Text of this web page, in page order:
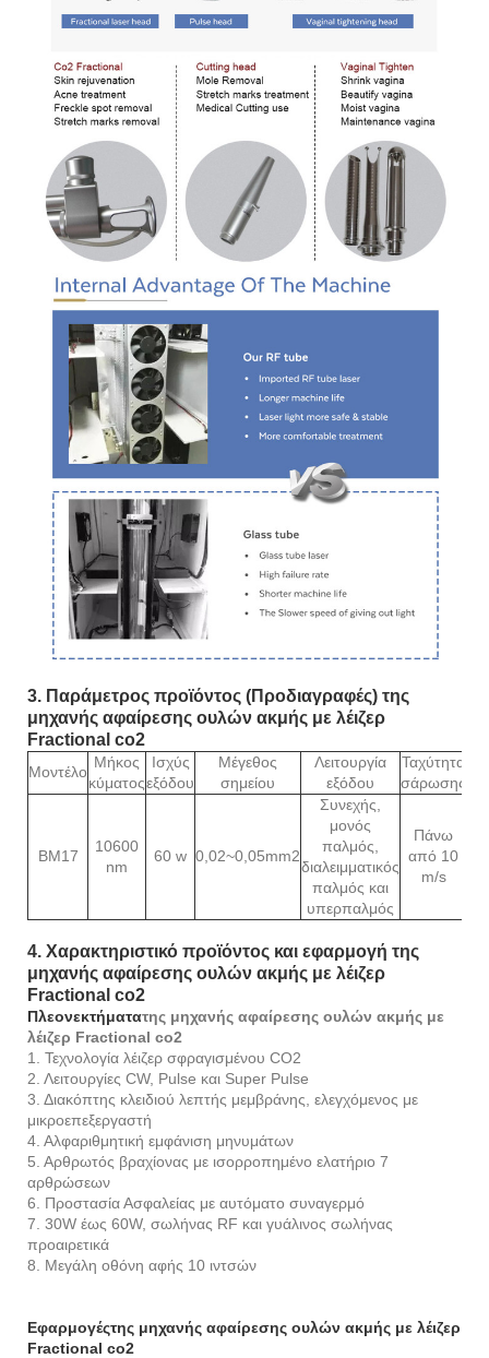
3. Παράμετρος προϊόντος (Προδιαγραφές) της
μηχανής αφαίρεσης ουλών ακμής με λέιζερ
Fractional co2
Μοντέλο
Μήκος
κύματος
Ισχύς
εξόδου
Μέγεθος
σημείου
Λειτουργία
εξόδου
Ταχύτητα
σάρωσης
BM17
10600
nm
60 w 0,02~0,05mm2
Συνεχής,
μονός
παλμός,
διαλειμματικός
παλμός και
υπερπαλμός
Πάνω
από 10
m/s
4. Χαρακτηριστικό προϊόντος και εφαρμογή της
μηχανής αφαίρεσης ουλών ακμής με λέιζερ
Fractional co2
Πλεονεκτήματατης μηχανής αφαίρεσης ουλών ακμής με
λέιζερ Fractional co2
1. Τεχνολογία λέιζερ σφραγισμένου CO2
2. Λειτουργίες CW, Pulse και Super Pulse
3. Διακόπτης κλειδιού λεπτής μεμβράνης, ελεγχόμενος με
μικροεπεξεργαστή
4. Αλφαριθμητική εμφάνιση μηνυμάτων
5. Αρθρωτός βραχίονας με ισορροπημένο ελατήριο 7
αρθρώσεων
6. Προστασία Ασφαλείας με αυτόματο συναγερμό
7. 30W έως 60W, σωλήνας RF και γυάλινος σωλήνας
προαιρετικά
8. Μεγάλη οθόνη αφής 10 ιντσών
Εφαρμογέςτης μηχανής αφαίρεσης ουλών ακμής με λέιζερ
Fractional co2